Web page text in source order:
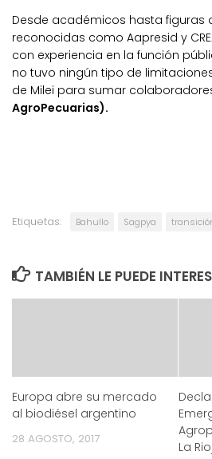
Desde académicos hasta figuras
reconocidas como Aapresid y
con experiencia en la función
no tuvo ningún tipo de
de Milei para sumar
AgroPecuarias).
Etiquetas: Bahullo Sagpya
TAMBIÉN LE PUEDE
Europa abre su mercado
al biodiésel argentino
28 AGOSTO, 2017
La